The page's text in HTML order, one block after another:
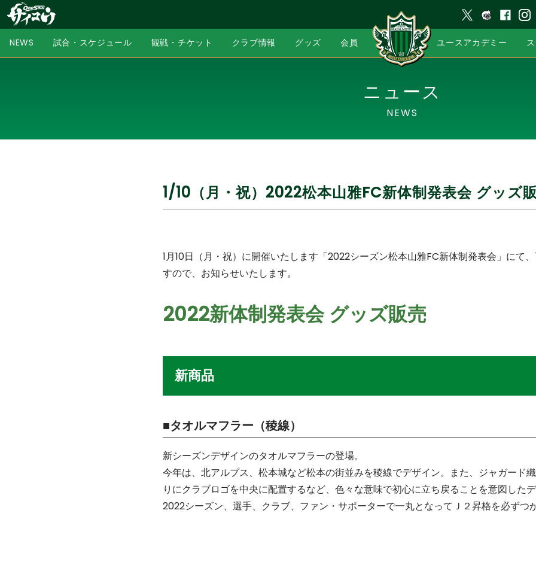
NEWS 試合・スケジュール 観戦・チケット クラブ情報 グッズ 会員 ユースアカデミー
ニュース
NEWS
1/10（月・祝）2022松本山雅FC新体制発表会 グッズ
1月10日（月・祝）に開催いたします「2022シーズン松本山雅FC新体制発表会」にて
すので、お知らせいたします。
2022新体制発表会 グッズ販売
新商品
■タオルマフラー（稜線）
新シーズンデザインのタオルマフラーの登場。
今年は、北アルプス、松本城など松本の街並みを稜線でデザイン。また、ジャガード
りにクラブロゴを中央に配置するなど、色々な意味で初心に立ち戻ることを意図した
2022シーズン、選手、クラブ、ファン・サポーターで一丸となってＪ２昇格を必ずつ